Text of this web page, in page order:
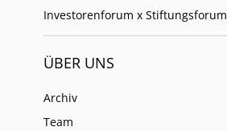
Investorenforum x Stiftungsforum
ÜBER UNS
Archiv
Team